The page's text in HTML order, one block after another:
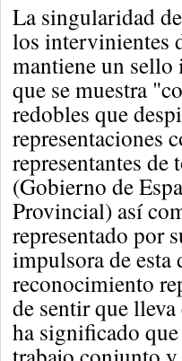
La singularidad
los intervinientes
mantiene un
que se muestra
redobles que
representaciones
representantes
(Gobierno de
Provincial) así
representado por
impulsora de esta
reconocimiento
de sentir que
ha significado